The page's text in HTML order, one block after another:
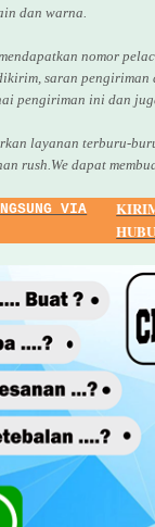
dan warna.
nomor
saran
pengiriman ini dan
layanan terburu-
rush.We dapat
VIA